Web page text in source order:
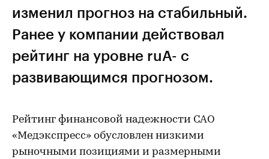
изменил прогноз на стабильный.
Ранее у компании действовал
рейтинг на уровне ruA- c
развивающимся прогнозом.
Рейтинг финансовой надежности САО
«Медэкспресс» обусловлен низкими
рыночными позициями и размерными